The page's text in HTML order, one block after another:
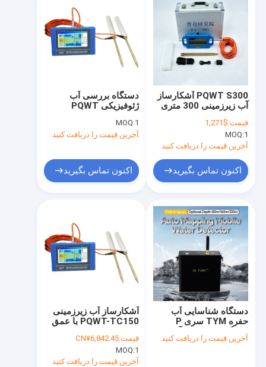
دستگاه بررسی آب
ژئوفیزیکی PQWT
آشکارساز آب زیرزمینی
MOQ:1
آخرین قیمت را دریافت کنید
اکنون تماس بگیرید
PQWT S300 آشکارساز
آب زیرزمینی 300 متری
قیمت:$1,271
MOQ:1
آخرین قیمت را دریافت کنید
اکنون تماس بگیرید
آشکارساز آب زیرزمینی
PQWT-TC150 با عمق
نمایش لمسی 7 اینچی و
باتری لیتیومی قابل شارژ
قیمت:CN¥6,842.45
MOQ:1
آخرین قیمت را دریافت کنید
دستگاه شناسایی آب
حفره TYM سری P
دستگاه شناسایی آب
زیرزمینی موبایل
آخرین قیمت را دریافت کنید